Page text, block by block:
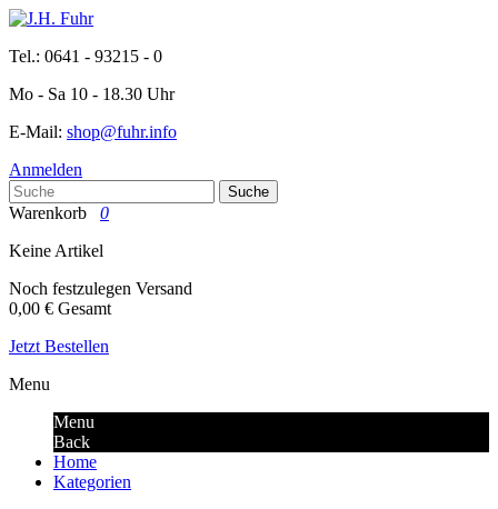
Tel.: 0641 - 93215 - 0
Mo - Sa 10 - 18.30 Uhr
E-Mail: shop@fuhr.info
Anmelden
Suche
Warenkorb
0
Keine Artikel
Noch festzulegen Versand
0,00 € Gesamt
Jetzt Bestellen
Menu
Menu
Back
Home
Kategorien